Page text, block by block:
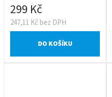
247,11 Kč bez DPH
299 Kč
DO KOŠÍKU